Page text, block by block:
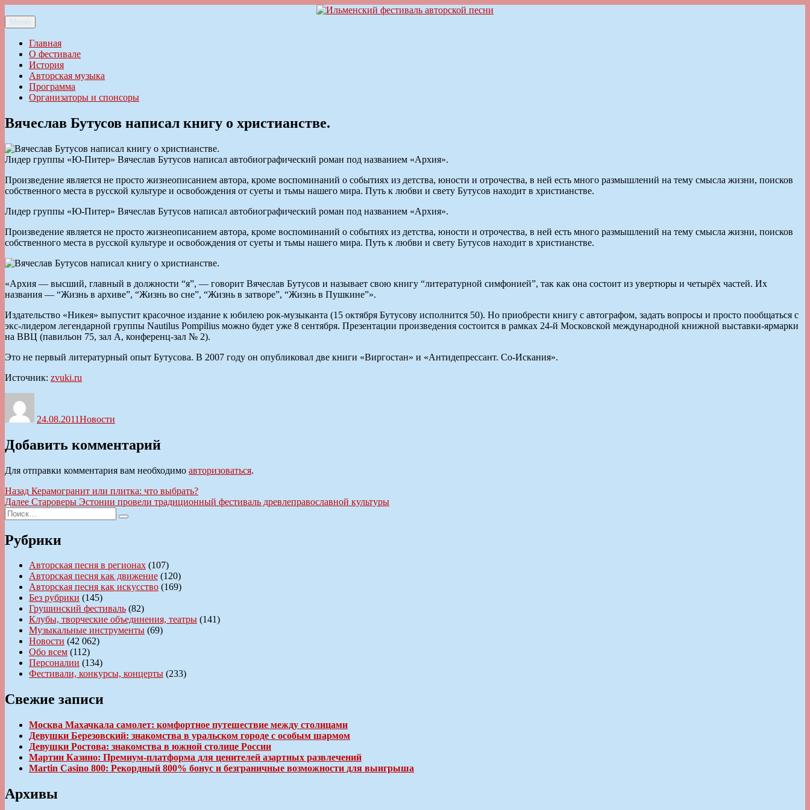
к
содержимому
Ильменский фестиваль авторской песни
Меню
Главная
О фестивале
История
Авторская музыка
Программа
Организаторы и спонсоры
Вячеслав Бутусов написал книгу о христианстве.
Лидер группы «Ю-Питер» Вячеслав Бутусов написал автобиографический роман под названием «Архия».
Произведение является не просто жизнеописанием автора, кроме воспоминаний о событиях из детства, юности и отрочества, в ней есть много размышлений на тему смысла жизни, поисков
собственного места в русской культуре и освобождения от суеты и тьмы нашего мира. Путь к любви и свету Бутусов находит в христианстве.
Лидер группы «Ю-Питер» Вячеслав Бутусов написал автобиографический роман под названием «Архия».
Произведение является не просто жизнеописанием автора, кроме воспоминаний о событиях из детства, юности и отрочества, в ней есть много размышлений на тему смысла жизни, поисков
собственного места в русской культуре и освобождения от суеты и тьмы нашего мира. Путь к любви и свету Бутусов находит в христианстве.
«Архия — высший, главный в должности “я”, — говорит Вячеслав Бутусов и называет свою книгу “литературной симфонией”, так как она состоит из увертюры и четырёх частей. Их
названия — “Жизнь в архиве”, “Жизнь во сне”, “Жизнь в затворе”, “Жизнь в Пушкине”».
Издательство «Никея» выпустит красочное издание к юбилею рок-музыканта (15 октября Бутусову исполнится 50). Но приобрести книгу с автографом, задать вопросы и просто пообщаться с
экс-лидером легендарной группы Nautilus Pompilius можно будет уже 8 сентября. Презентации произведения состоится в рамках 24-й Московской международной книжной выставки-ярмарки
на ВВЦ (павильон 75, зал А, конференц-зал № 2).
Это не первый литературный опыт Бутусова. В 2007 году он опубликовал две книги «Виргостан» и «Антидепрессант. Со-Искания».
Источник: zvuki.ru
24.08.2011Новости
Добавить комментарий
Для отправки комментария вам необходимо авторизоваться.
Навигация
по
записям
Назад Предыдущая
запись:
Керамогранит или плитка: что выбрать?
Далее Следующая
Староверы Эстонии провели традиционный фестиваль древлеправославной культуры
Искать:
Поиск
Рубрики
Авторская песня в регионах (107)
Авторская песня как движение (120)
Авторская песня как искусство (169)
Без рубрики (145)
Грушинский фестиваль (82)
Клубы, творческие объединения, театры (141)
Музыкальные инструменты (69)
Новости (42 062)
Обо всем (112)
Персоналии (134)
Фестивали, конкурсы, концерты (233)
Свежие записи
Москва Махачкала самолет: комфортное путешествие между столицами
Девушки Березовский: знакомства в уральском городе с особым шармом
Девушки Ростова: знакомства в южной столице России
Мартин Казино: Премиум-платформа для ценителей азартных развлечений
Martin Casino 800: Рекордный 800% бонус и безграничные возможности для выигрыша
Архивы